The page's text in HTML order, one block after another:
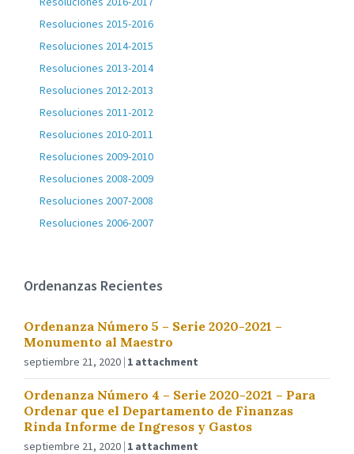
Resoluciones 2015-2016
Resoluciones 2014-2015
Resoluciones 2013-2014
Resoluciones 2012-2013
Resoluciones 2011-2012
Resoluciones 2010-2011
Resoluciones 2009-2010
Resoluciones 2008-2009
Resoluciones 2007-2008
Resoluciones 2006-2007
Ordenanzas Recientes
Ordenanza Número 5 – Serie 2020-2021 –
Monumento al Maestro
septiembre 21, 2020 1 attachment
Ordenanza Número 4 – Serie 2020-2021 – Para
Ordenar que el Departamento de Finanzas
Rinda Informe de Ingresos y Gastos
septiembre 21, 2020 1 attachment